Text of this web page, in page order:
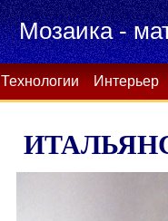
Мозаика -
Технологии Интерьер